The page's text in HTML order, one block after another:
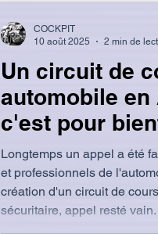
Un circuit de
automobile en
c'est pour
Longtemps un appel a été
et professionnels de
création d'un circuit de
sécuritaire, appel resté vain. Certes, l'Algérie dans
COCKPIT
10 août 2025
2 min de